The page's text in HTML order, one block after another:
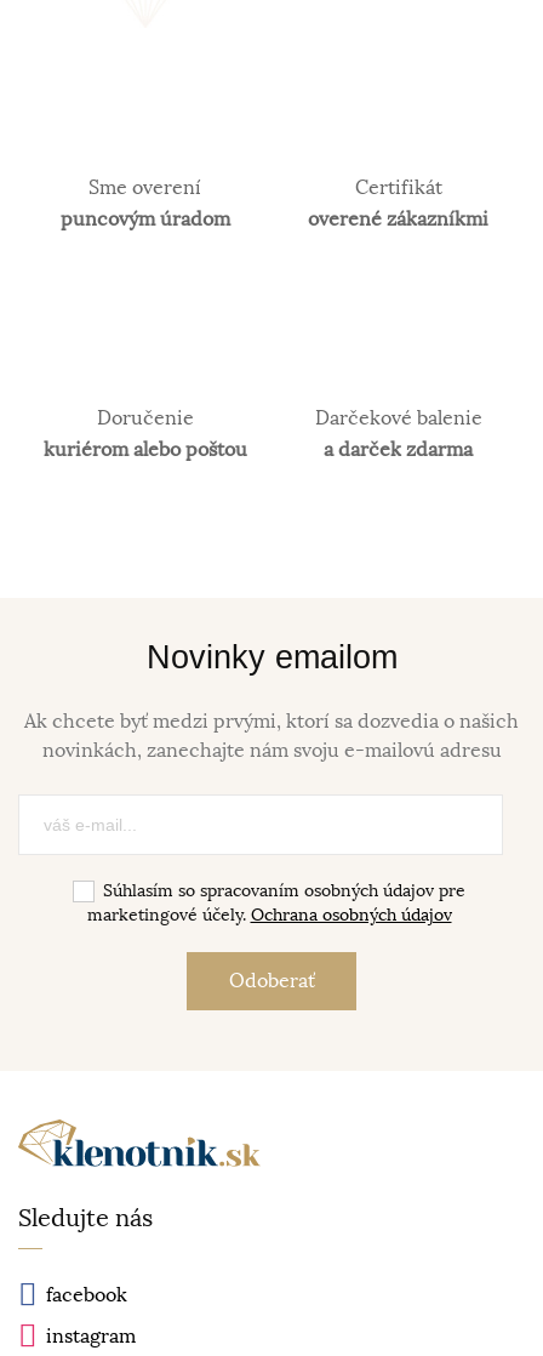
Sme overení
puncovým úradom
Certifikát
overené zákazníkmi
Doručenie
kuriérom alebo poštou
Darčekové balenie
a darček zdarma
Novinky emailom
Ak chcete byť medzi prvými, ktorí sa dozvedia o našich
novinkách, zanechajte nám svoju e-mailovú adresu
Súhlasím so spracovaním osobných údajov pre
marketingové účely. Ochrana osobných údajov
Sledujte nás
facebook
instagram